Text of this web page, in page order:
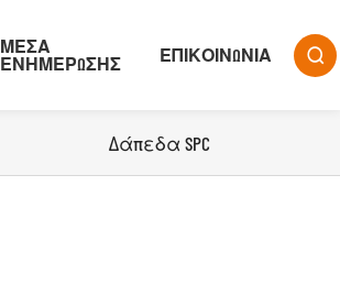
ΜΈΣΑ
ΕΝΗΜΈΡΩΣΗΣ
ΕΠΙΚΟΙΝΩΝΊΑ 
Δάπεδα SPC